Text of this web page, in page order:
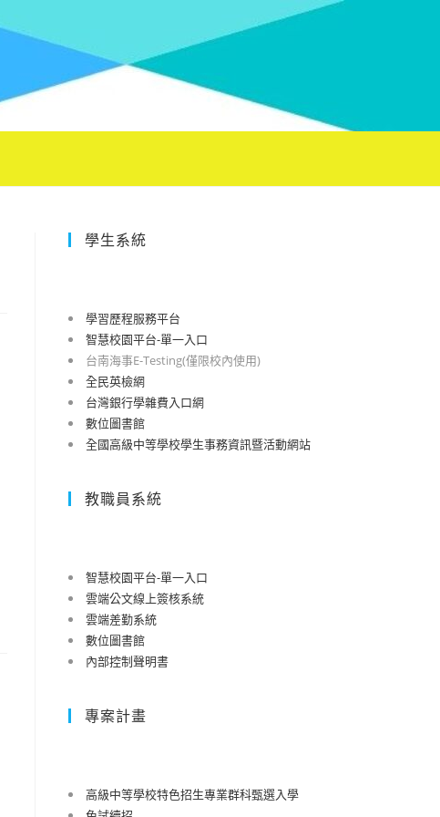
學生系統
學習歷程服務平台
智慧校園平台-單一入口
台南海事E-Testing(僅限校內使用)
全民英檢網
台灣銀行學雜費入口網
數位圖書館
全國高級中等學校學生事務資訊暨活動網站
教職員系統
智慧校園平台-單一入口
雲端公文線上簽核系統
雲端差勤系統
數位圖書館
內部控制聲明書
專案計畫
高級中等學校特色招生專業群科甄選入學